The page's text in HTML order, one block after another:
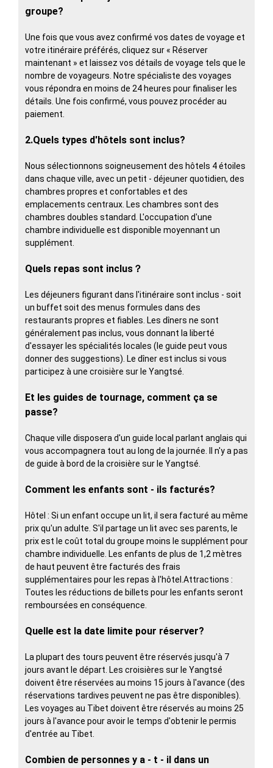
groupe?
Une fois que vous avez confirmé vos dates de voyage et
votre itinéraire préférés, cliquez sur « Réserver
maintenant » et laissez vos détails de voyage tels que le
nombre de voyageurs. Notre spécialiste des voyages
vous répondra en moins de 24 heures pour finaliser les
détails. Une fois confirmé, vous pouvez procéder au
paiement.
2.Quels types d'hôtels sont inclus?
Nous sélectionnons soigneusement des hôtels 4 étoiles
dans chaque ville, avec un petit - déjeuner quotidien, des
chambres propres et confortables et des
emplacements centraux. Les chambres sont des
chambres doubles standard. L'occupation d'une
chambre individuelle est disponible moyennant un
supplément.
Quels repas sont inclus？
Les déjeuners figurant dans l'itinéraire sont inclus - soit
un buffet soit des menus formules dans des
restaurants propres et fiables. Les dîners ne sont
généralement pas inclus, vous donnant la liberté
d'essayer les spécialités locales (le guide peut vous
donner des suggestions). Le dîner est inclus si vous
participez à une croisière sur le Yangtsé.
Et les guides de tournage, comment ça se
passe?
Chaque ville disposera d'un guide local parlant anglais qui
vous accompagnera tout au long de la journée. Il n'y a pas
de guide à bord de la croisière sur le Yangtsé.
Comment les enfants sont - ils facturés?
Hôtel : Si un enfant occupe un lit, il sera facturé au même
prix qu'un adulte. S'il partage un lit avec ses parents, le
prix est le coût total du groupe moins le supplément pour
chambre individuelle. Les enfants de plus de 1,2 mètres
de haut peuvent être facturés des frais
supplémentaires pour les repas à l'hôtel.Attractions :
Toutes les réductions de billets pour les enfants seront
remboursées en conséquence.
Quelle est la date limite pour réserver?
La plupart des tours peuvent être réservés jusqu'à 7
jours avant le départ. Les croisières sur le Yangtsé
doivent être réservées au moins 15 jours à l'avance (des
réservations tardives peuvent ne pas être disponibles).
Les voyages au Tibet doivent être réservés au moins 25
jours à l'avance pour avoir le temps d'obtenir le permis
d'entrée au Tibet.
Combien de personnes y a - t - il dans un